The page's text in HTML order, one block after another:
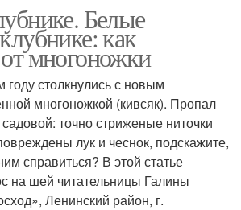
Белые
как
многоножки
году столкнулись с новым
многоножкой (кивсяк). Пропал
точно стриженые ниточки
лук и чеснок, подскажите,
справиться? В этой статье
на шей читательницы Галины
Ленинский район, г.